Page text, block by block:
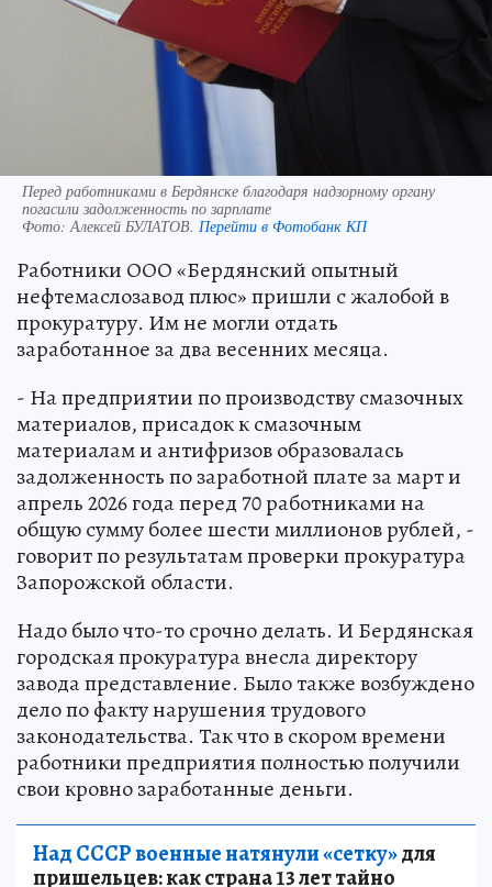
Перед работниками в Бердянске благодаря надзорному органу
погасили задолженность по зарплате
Фото: Алексей БУЛАТОВ. Перейти в Фотобанк КП
Работники ООО «Бердянский опытный
нефтемаслозавод плюс» пришли с жалобой в
прокуратуру. Им не могли отдать
заработанное за два весенних месяца.
- На предприятии по производству смазочных
материалов, присадок к смазочным
материалам и антифризов образовалась
задолженность по заработной плате за март и
апрель 2026 года перед 70 работниками на
общую сумму более шести миллионов рублей, -
говорит по результатам проверки прокуратура
Запорожской области.
Надо было что-то срочно делать. И Бердянская
городская прокуратура внесла директору
завода представление. Было также возбуждено
дело по факту нарушения трудового
законодательства. Так что в скором времени
работники предприятия полностью получили
свои кровно заработанные деньги.
Над СССР военные натянули «сетку»для
пришельцев: как страна 13 лет тайно